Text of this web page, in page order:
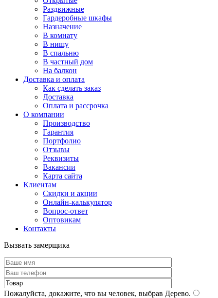
Раздвижные
Гардеробные шкафы
Назначение
В комнату
В нишу
В спальню
В частный дом
На балкон
Доставка и оплата
Как сделать заказ
Доставка
Оплата и рассрочка
О компании
Производство
Гарантия
Портфолио
Отзывы
Реквизиты
Вакансии
Карта сайта
Клиентам
Скидки и акции
Онлайн-калькулятор
Вопрос-ответ
Оптовикам
Контакты
Вызвать замерщика
Пожалуйста, докажите, что вы человек, выбрав Дерево.